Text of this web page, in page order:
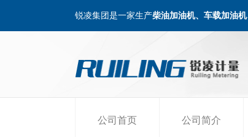
锐凌集团是一家生产柴油加油机、车载加油
公司首页 公司简介